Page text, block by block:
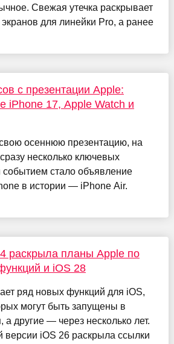
Свежая утечка раскрывает
для линейки Pro, а ранее
с презентации Apple:
iPhone 17, Apple Watch и
осеннюю презентацию, на
несколько ключевых
стало объявление
в истории — iPhone Air.
раскрыла планы Apple по
и iOS 28
ряд новых функций для iOS,
могут быть запущены в
другие — через несколько лет.
версии iOS 26 раскрыла ссылки